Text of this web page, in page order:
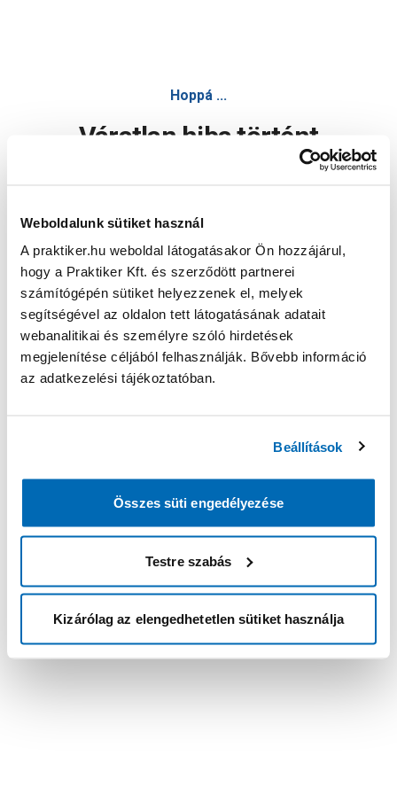
Weboldalunk sütiket használ
A praktiker.hu weboldal látogatásakor Ön hozzájárul,
hogy a Praktiker Kft. és szerződött partnerei
számítógépén sütiket helyezzenek el, melyek
segítségével az oldalon tett látogatásának adatait
webanalitikai és személyre szóló hirdetések
megjelenítése céljából felhasználják. Bővebb információ
az adatkezelési tájékoztatóban.
Beállítások
Összes süti engedélyezése
Testre szabás
Kizárólag az elengedhetetlen sütiket használja
Hoppá ...
Váratlan hiba történt
Oldal újratöltése